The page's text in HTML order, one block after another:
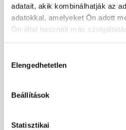
adatait, akik kombinálhatják az
adatokkal, amelyeket Ön adott
Ön által használt más
kiválasztása
Elengedhetetlen
Beállítások
Statisztikai